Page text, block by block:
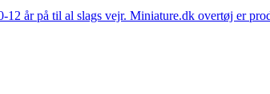
år på til al slags vejr. Miniature.dk overtøj er